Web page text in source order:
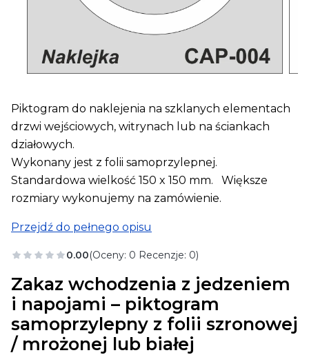
Piktogram do naklejenia na szklanych elementach
drzwi wejściowych, witrynach lub na ściankach
działowych.
Wykonany jest z folii samoprzylepnej.
Standardowa wielkość 150 x 150 mm. Większe
rozmiary wykonujemy na zamówienie.
Przejdź do pełnego opisu
0.00(Oceny: 0 Recenzje: 0)
Zakaz wchodzenia z jedzeniem
i napojami – piktogram
samoprzylepny z folii szronowej
/ mrożonej lub białej